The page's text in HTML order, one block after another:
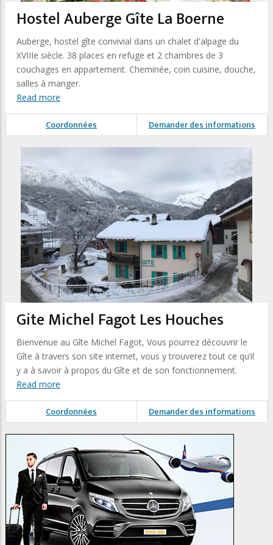
Hostel Auberge Gîte La Boerne
Auberge, hostel gîte convivial dans un chalet d'alpage du
XVIIIe siècle. 38 places en refuge et 2 chambres de 3
couchages en appartement. Cheminée, coin cuisine, douche,
salles à manger.
Read more
Coordonnées Demander des informations
Gite Michel Fagot Les Houches
Bienvenue au Gîte Michel Fagot, Vous pourrez découvrir le
Gîte à travers son site internet, vous y trouverez tout ce qu’il
y a à savoir à propos du Gîte et de son fonctionnement.
Read more
Coordonnées Demander des informations